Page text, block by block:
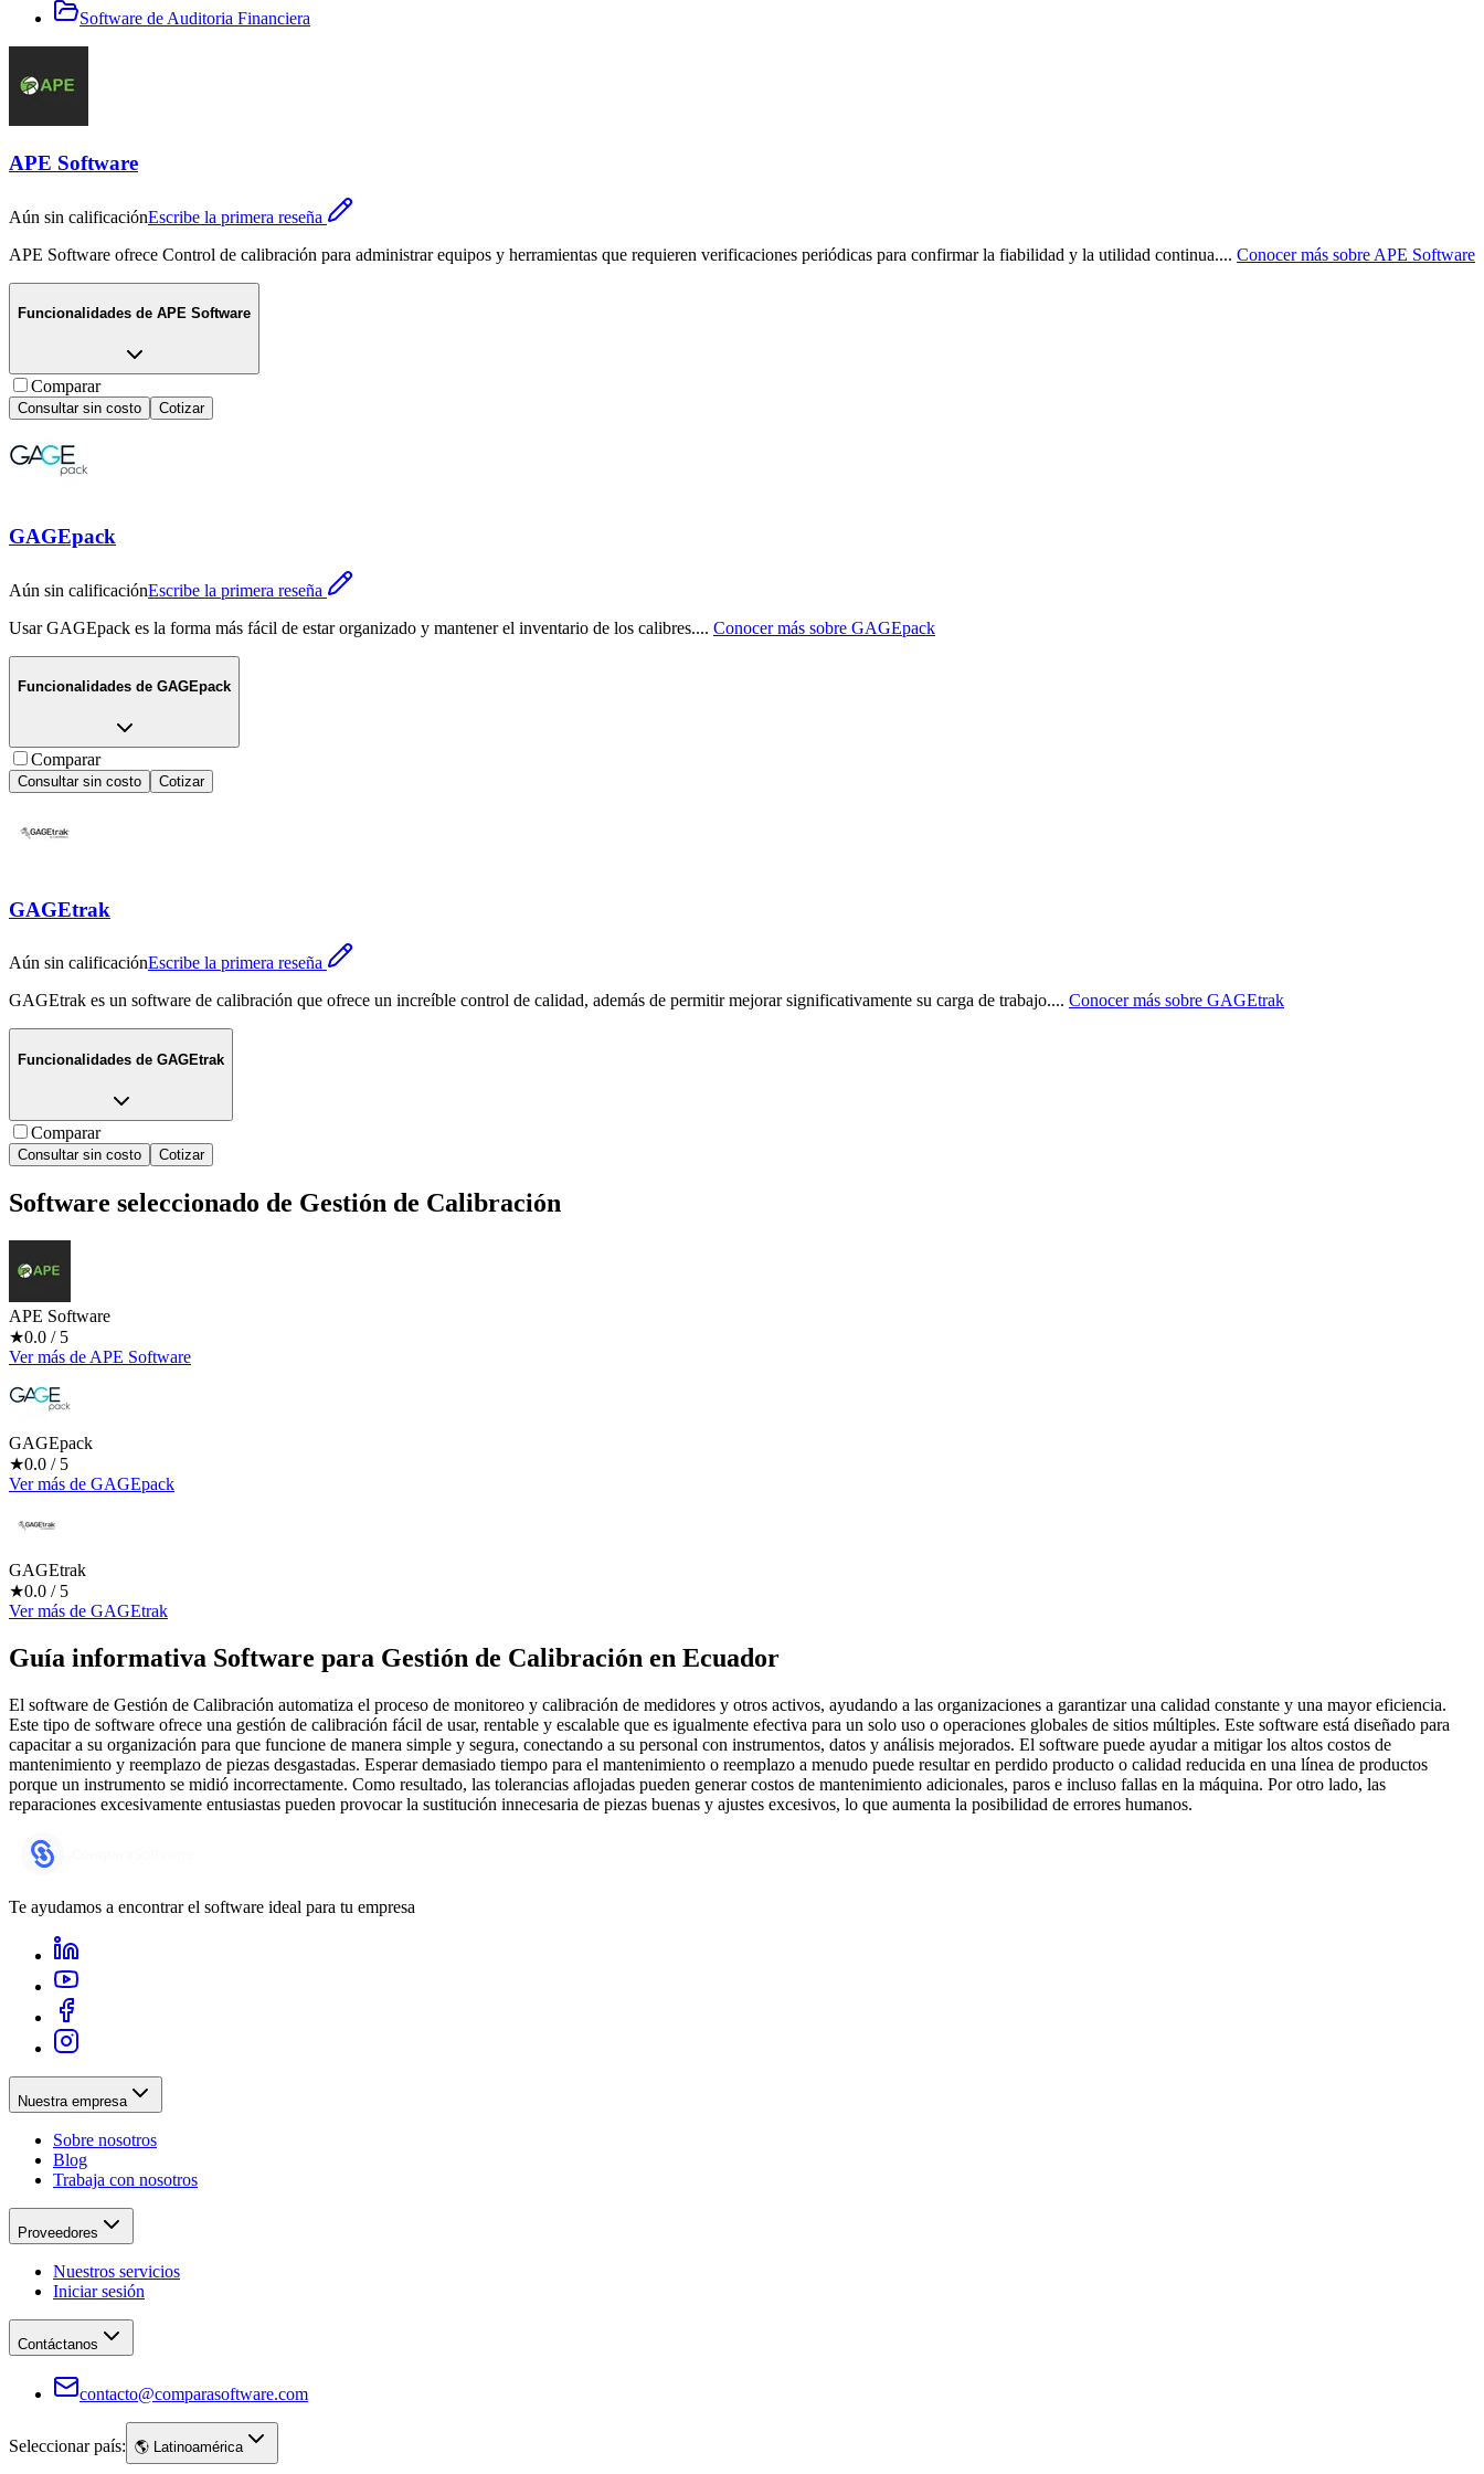
Software de Auditoria Financiera
APE Software
Aún sin calificaciónEscribe la primera reseña
APE Software ofrece Control de calibración para administrar equipos y herramientas que requieren verificaciones periódicas para confirmar la fiabilidad y la utilidad continua.... Conocer más sobre APE Software
Funcionalidades de APE Software
Comparar
Consultar sin costo Cotizar
GAGEpack
Aún sin calificaciónEscribe la primera reseña
Usar GAGEpack es la forma más fácil de estar organizado y mantener el inventario de los calibres.... Conocer más sobre GAGEpack
Funcionalidades de GAGEpack
Comparar
Consultar sin costo Cotizar
GAGEtrak
Aún sin calificaciónEscribe la primera reseña
GAGEtrak es un software de calibración que ofrece un increíble control de calidad, además de permitir mejorar significativamente su carga de trabajo.... Conocer más sobre GAGEtrak
Funcionalidades de GAGEtrak
Comparar
Consultar sin costo Cotizar
Software seleccionado de Gestión de Calibración
APE Software
★0.0 / 5
Ver más de APE Software
GAGEpack
★0.0 / 5
Ver más de GAGEpack
GAGEtrak
★0.0 / 5
Ver más de GAGEtrak
Guía informativa Software para Gestión de Calibración en Ecuador
El software de Gestión de Calibración automatiza el proceso de monitoreo y calibración de medidores y otros activos, ayudando a las organizaciones a garantizar una calidad constante y una mayor eficiencia.
Este tipo de software ofrece una gestión de calibración fácil de usar, rentable y escalable que es igualmente efectiva para un solo uso o operaciones globales de sitios múltiples. Este software está diseñado para
capacitar a su organización para que funcione de manera simple y segura, conectando a su personal con instrumentos, datos y análisis mejorados. El software puede ayudar a mitigar los altos costos de
mantenimiento y reemplazo de piezas desgastadas. Esperar demasiado tiempo para el mantenimiento o reemplazo a menudo puede resultar en perdido producto o calidad reducida en una línea de productos
porque un instrumento se midió incorrectamente. Como resultado, las tolerancias aflojadas pueden generar costos de mantenimiento adicionales, paros e incluso fallas en la máquina. Por otro lado, las
reparaciones excesivamente entusiastas pueden provocar la sustitución innecesaria de piezas buenas y ajustes excesivos, lo que aumenta la posibilidad de errores humanos.
Te ayudamos a encontrar el software ideal para tu empresa
Nuestra empresa
Sobre nosotros
Blog
Trabaja con nosotros
Proveedores
Nuestros servicios
Iniciar sesión
Contáctanos
contacto@comparasoftware.com
Seleccionar país: 🌎 Latinoamérica